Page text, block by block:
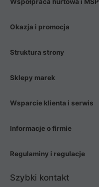
Okazja i promocja
Struktura strony
Sklepy marek
Wsparcie klienta i serwis
Informacje o firmie
Regulaminy i regulacje
Szybki kontakt